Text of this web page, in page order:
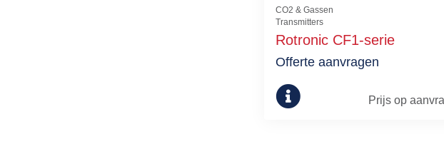
CO2 & Gassen
Transmitters
Rotronic CF1-serie
Prijs op
Offerte aanvragen